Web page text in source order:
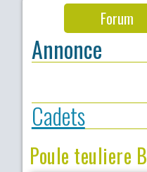
Forum
Annonce
Cadets
Poule teuliere B